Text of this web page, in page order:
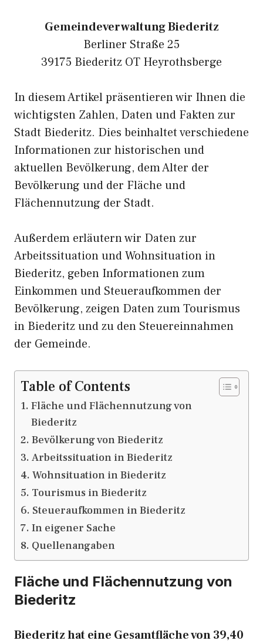
Gemeindeverwaltung Biederitz
Berliner Straße 25
39175 Biederitz OT Heyrothsberge
In diesem Artikel präsentieren wir Ihnen die
wichtigsten Zahlen, Daten und Fakten zur
Stadt Biederitz. Dies beinhaltet verschiedene
Informationen zur historischen und
aktuellen Bevölkerung, dem Alter der
Bevölkerung und der Fläche und
Flächennutzung der Stadt.
Außerdem erläutern wir Daten zur
Arbeitssituation und Wohnsituation in
Biederitz, geben Informationen zum
Einkommen und Steueraufkommen der
Bevölkerung, zeigen Daten zum Tourismus
in Biederitz und zu den Steuereinnahmen
der Gemeinde.
Table of Contents
Fläche und Flächennutzung von
Biederitz
Bevölkerung von Biederitz
Arbeitssituation in Biederitz
Wohnsituation in Biederitz
Tourismus in Biederitz
Steueraufkommen in Biederitz
In eigener Sache
Quellenangaben
Fläche und Flächennutzung von
Biederitz
Biederitz hat eine Gesamtfläche von 39,40